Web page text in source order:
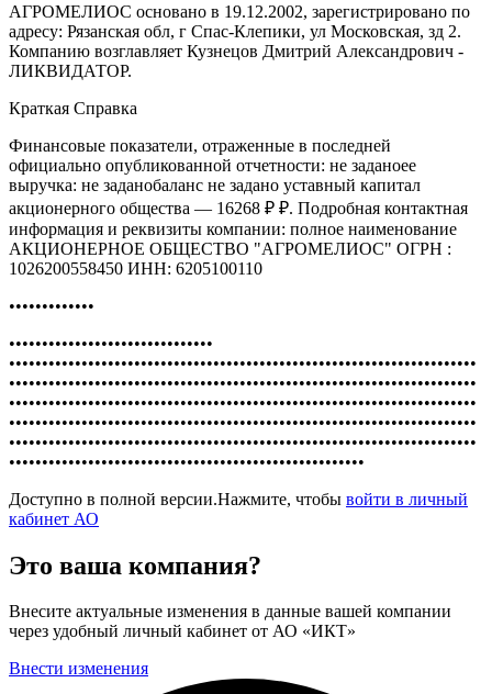
АГРОМЕЛИОС основано в 19.12.2002, зарегистрировано по
адресу: Рязанская обл, г Спас-Клепики, ул Московская, зд 2.
Компанию возглавляет Кузнецов Дмитрий Александрович -
ЛИКВИДАТОР.
Краткая Справка
Финансовые показатели, отраженные в последней
официально опубликованной отчетности: не заданоее
выручка: не заданобаланс не задано уставный капитал
акционерного общества — 16268 ₽ ₽. Подробная контактная
информация и реквизиты компании: полное наименование
АКЦИОНЕРНОЕ ОБЩЕСТВО "АГРОМЕЛИОС" ОГРН :
1026200558450 ИНН: 6205100110
•••••••••••••
•••••••••••••••••••••••••••••••
•••••••••••••••••••••••••••••••••••••••••••••••••••••••••••••••••••••••
•••••••••••••••••••••••••••••••••••••••••••••••••••••••••••••••••••••••
•••••••••••••••••••••••••••••••••••••••••••••••••••••••••••••••••••••••
•••••••••••••••••••••••••••••••••••••••••••••••••••••••••••••••••••••••
•••••••••••••••••••••••••••••••••••••••••••••••••••••••••••••••••••••••
••••••••••••••••••••••••••••••••••••••••••••••••••••••
Доступно в полной версии.Нажмите, чтобы войти в личный
кабинет АО
Это ваша компания?
Внесите актуальные изменения в данные вашей компании
через удобный личный кабинет от АО «ИКТ»
Внести изменения